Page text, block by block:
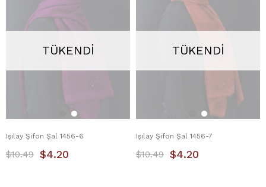
TÜKENDI
Işılay Şifon Şal 1456-6
$4.20
$10.49
TÜKENDI
Işılay Şifon Şal 1456-7
$4.20
$10.49